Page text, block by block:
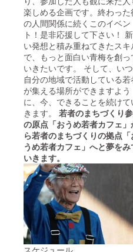
楽しめる企画です。終わった
の人間関係に続くこのイベン
ト！是非応援して下さい！
い発想と積み重ねてきたスキ
で、もっと面白い青梅を創っ
いきたいです。 そして、い
自分の地域で活動している若
が集える場所ができますよう
に、今、できることを続けて
きます。 若者のまちづくり
の原点「おうめ若者カフェ」
ら若者のまちづくりの拠点「
うめ若者カフェ」へと夢をみ
いきます。
スケジュール